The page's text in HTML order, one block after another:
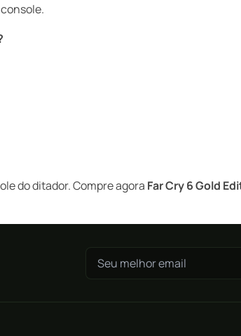
do ditador. Compre agora Far Cry 6 Gold